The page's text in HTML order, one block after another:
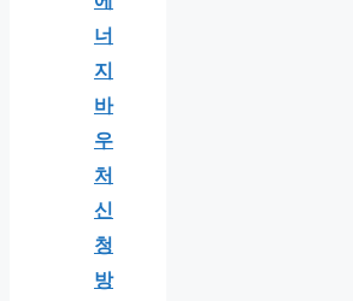
너
지
바
우
처
신
청
방